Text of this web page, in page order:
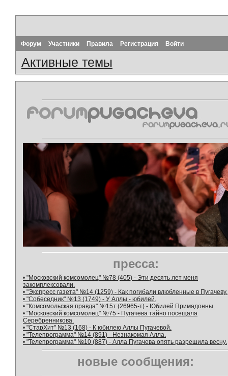
Форум Участники Правила Регистрация Войти
Активные темы
пресса:
• "Московский комсомолец" №78 (405) - Эти десять лет меня
закомплексовали.
• "Экспресс газета" №14 (1259) - Как погибали влюбленные в Пугачеву.
• "Собеседник" №13 (1749) - У Аллы - юбилей.
• "Комсомольская правда" №15т (26965-т) - Юбилей Примадонны.
• "Московский комсомолец" №75 - Пугачева тайно посещала
Серебренникова.
• "СтарХит" №13 (168) - К юбилею Аллы Пугачевой.
• "Телепрограмма" №14 (891) - Незнакомая Алла.
• "Телепрограмма" №10 (887) - Алла Пугачева опять разрешила весну.
новые сообщения: